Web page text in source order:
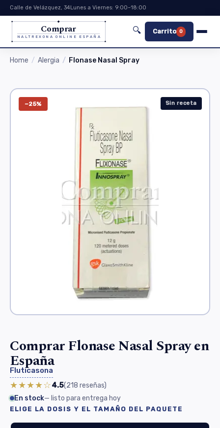
Calle de Velázquez, 34Lunes a Viernes: 9:00–18:00
Comprar
NALTREXONA ONLINE ESPAÑA
🔍 Carrito 0
Home Alergia Flonase Nasal Spray
−25% Sin receta
Comprar Flonase Nasal Spray en
España
Fluticasona
★★★★☆4.5(218 reseñas)
En stock— listo para entrega hoy
ELIGE LA DOSIS Y EL TAMAÑO DEL PAQUETE